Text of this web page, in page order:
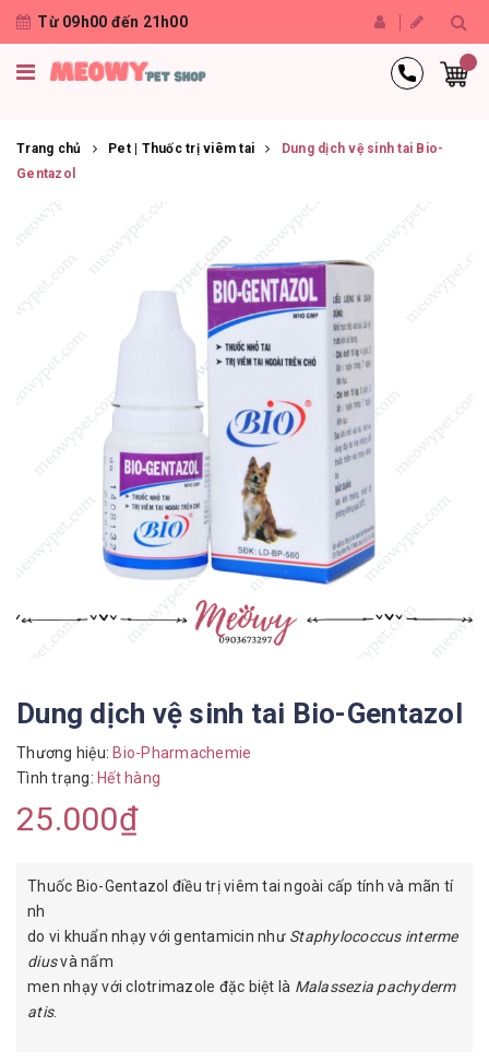
Từ 09h00 đến 21h00
Trang chủ Pet | Thuốc trị viêm tai
Dung dịch vệ sinh tai Bio-
Gentazol
Dung dịch vệ sinh tai Bio-Gentazol
Thương hiệu: Bio-Pharmachemie
Tình trạng: Hết hàng
25.000₫
Thuốc Bio-Gentazol điều trị viêm tai ngoài cấp tính và mãn tí
nh
do vi khuẩn nhạy với gentamicin như Staphylococcus interme
diusvà nấm
men nhạy với clotrimazole đặc biệt là Malassezia pachyderm
atis.